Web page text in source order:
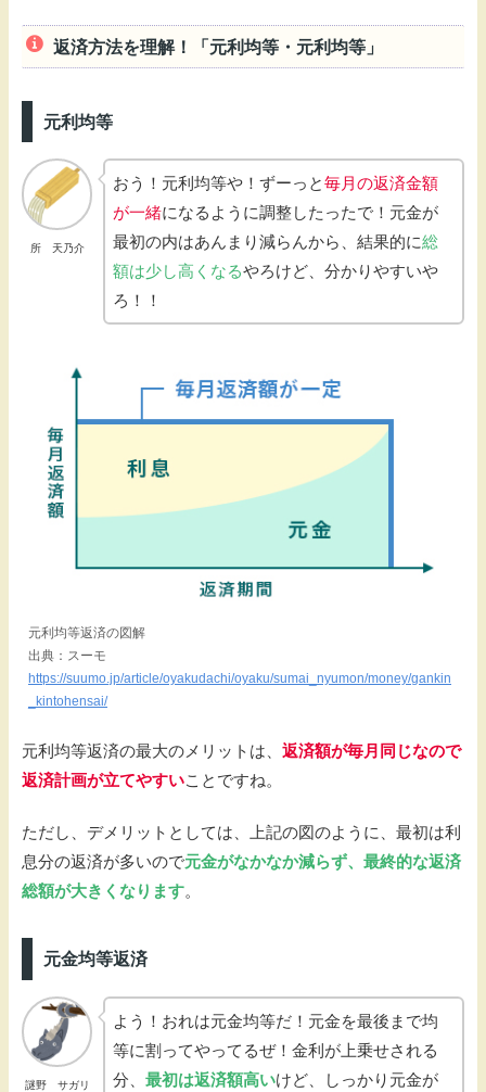
返済方法を理解！「元利均等・元利均等」
元利均等
所 天乃介
おう！元利均等や！ずーっと毎月の返済金額
が一緒になるように調整したったで！元金が
最初の内はあんまり減らんから、結果的に総
額は少し高くなるやろけど、分かりやすいや
ろ！！
元利均等返済の図解
出典：スーモ
https://suumo.jp/article/oyakudachi/oyaku/sumai_nyumon/money/gankin
_kintohensai/
元利均等返済の最大のメリットは、 返済額が毎月同じなので
返済計画が立てやすいことですね。
ただし、デメリットとしては、上記の図のように、最初は利
息分の返済が多いので元金がなかなか減らず、最終的な返済
総額が大きくなります。
元金均等返済
謎野 サガリ
よう！おれは元金均等だ！元金を最後まで均
等に割ってやってるぜ！金利が上乗せされる
分、最初は返済額高いけど、しっかり元金が